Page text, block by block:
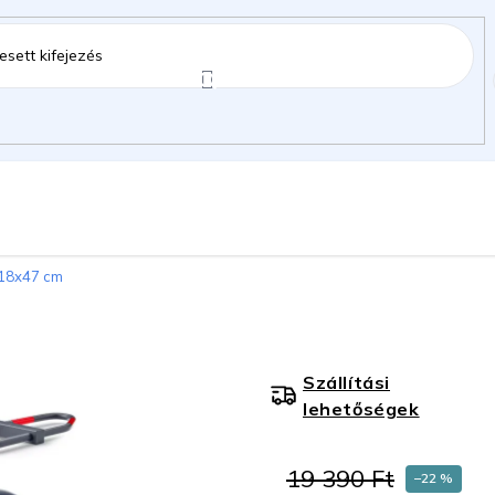
cm
19 390 Ft –22 %
Szállítási
lehetőségek